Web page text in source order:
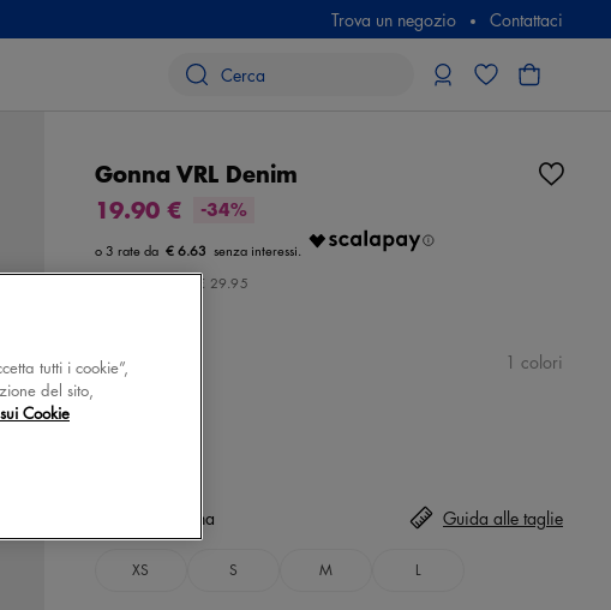
Trova un negozio Contattaci
Gonna VRL Denim
19.90 €
-34%
€ 6.63
€ 29.95
Colore 1 colori
Seleziona
XS S M L
Guida alle taglie
tutti i cookie”,
del sito,
Cookie